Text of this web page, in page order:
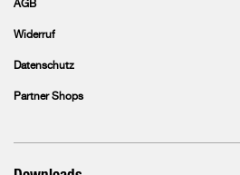
AGB
Widerruf
Datenschutz
Partner Shops